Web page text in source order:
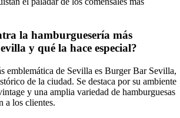
la hamburguesería más
y qué la hace especial?
emblemática de Sevilla es Burger Bar Sevilla,
de la ciudad. Se destaca por su ambiente
y una amplia variedad de hamburguesas
a los clientes.